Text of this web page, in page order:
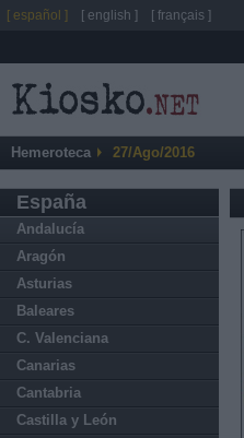
Hemeroteca 27/Ago/2016
España
Andalucía
Aragón
Asturias
Baleares
C. Valenciana
Canarias
Cantabria
Castilla y León
[ español ] [ english ] [ français ]